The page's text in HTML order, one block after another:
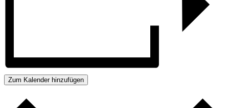
Zum Kalender hinzufügen